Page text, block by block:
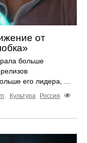
от
больше
его лидера, ...
. Культура
Россия